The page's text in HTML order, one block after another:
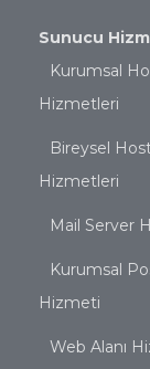
Sunucu
Kurumsal
Hizmetleri
Bireysel
Hizmetleri
Mail Server
Kurumsal
Hizmeti
Web Alanı